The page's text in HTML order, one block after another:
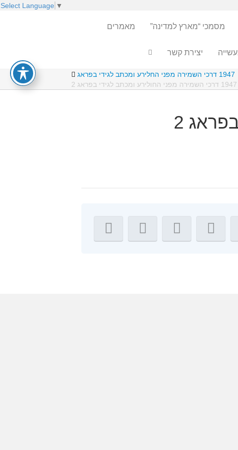
Select Language ▼
מסמכי “מארץ למדינה” מאמרים
יצירת קשר
1947 דרכי השמירה מפני החלירע ומכתב לגידי בפראג
1947 דרכי השמירה מפני החולירע ומכתב לגידי בפראג 2